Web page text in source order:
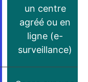
un centre
agréé ou en
ligne (e-
surveillance)